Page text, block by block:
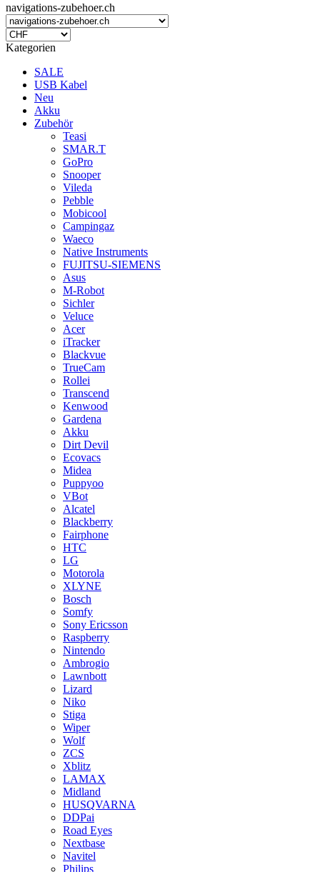
navigations-zubehoer.ch
Kategorien
SALE
USB Kabel
Neu
Akku
Zubehör
Teasi
SMAR.T
GoPro
Snooper
Vileda
Pebble
Mobicool
Campingaz
Waeco
Native Instruments
FUJITSU-SIEMENS
Asus
M-Robot
Sichler
Veluce
Acer
iTracker
Blackvue
TrueCam
Rollei
Transcend
Kenwood
Gardena
Akku
Dirt Devil
Ecovacs
Midea
Puppyoo
VBot
Alcatel
Blackberry
Fairphone
HTC
LG
Motorola
XLYNE
Bosch
Somfy
Sony Ericsson
Raspberry
Nintendo
Ambrogio
Lawnbott
Lizard
Niko
Stiga
Wiper
Wolf
ZCS
Xblitz
LAMAX
Midland
HUSQVARNA
DDPai
Road Eyes
Nextbase
Navitel
Philips